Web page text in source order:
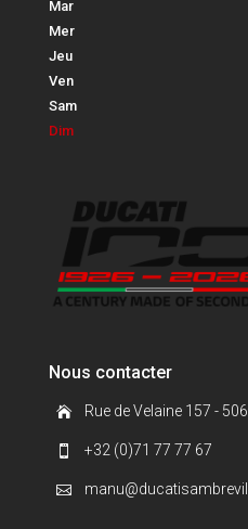
Mar
Mer
Jeu
Ven
Sam
Dim
Nous contacter
 Rue de Velaine 157 -
 +32 (0)71 77 77 67
